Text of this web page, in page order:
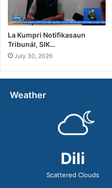
La Kumpri Notifikasaun
Tribunál, SIK…
July 30, 2026
Weather
Dili
Scattered Clouds